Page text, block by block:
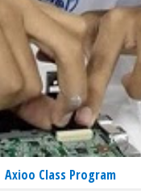
Axioo Class Program